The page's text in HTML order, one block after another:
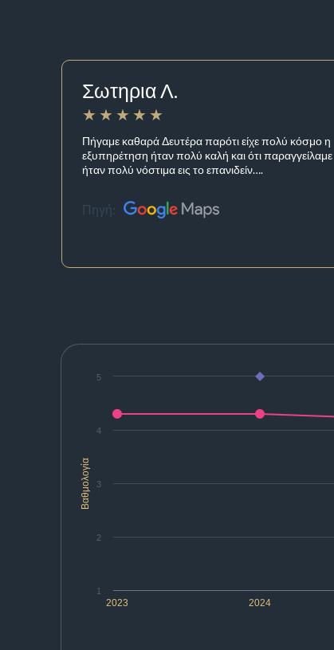
Σωτηρια Λ.
Πήγαμε καθαρά Δευτέρα παρότι είχε πολύ κόσμο η
εξυπηρέτηση ήταν πολύ καλή και ότι παραγγείλαμε
ήταν πολύ νόστιμα εις το επανιδείν….
Πηγή:
Βαθμολογία
2023 2024
1
2
3
4
5